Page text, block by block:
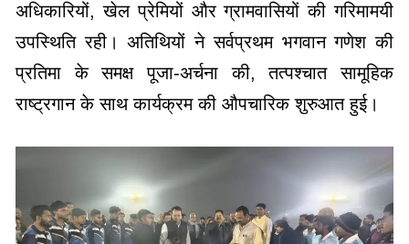
अधिकारियों, खेल प्रेमियों और ग्रामवासियों की गरिमामयी
उपस्थिति रही। अतिथियों ने सर्वप्रथम भगवान गणेश की
प्रतिमा के समक्ष पूजा-अर्चना की, तत्पश्चात सामूहिक
राष्ट्रगान के साथ कार्यक्रम की औपचारिक शुरुआत हुई।